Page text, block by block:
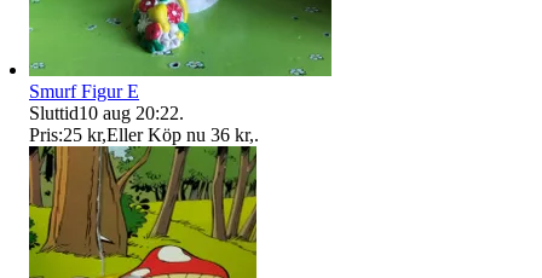
Smurf Figur E
Sluttid10 aug 20:22.
Pris:25 kr,Eller Köp nu 36 kr,.